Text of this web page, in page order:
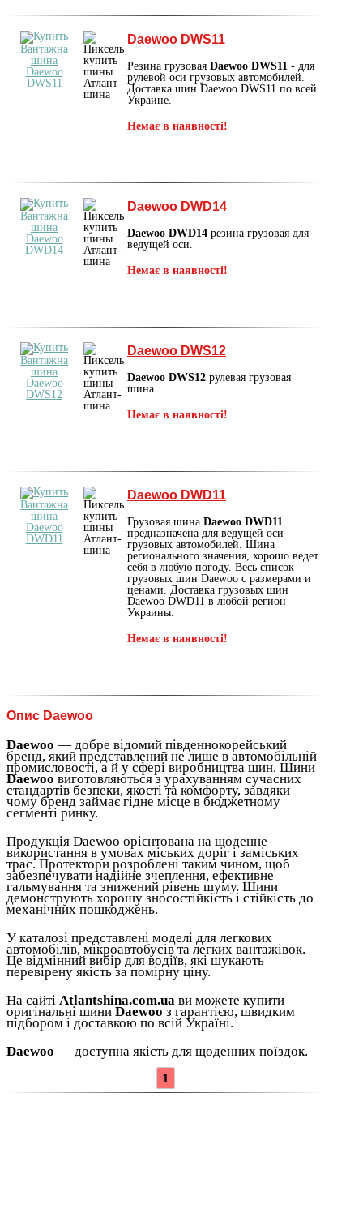
Daewoo DWS11
Резина грузовая Daewoo DWS11 - для
рулевой оси грузовых автомобилей.
Доставка шин Daewoo DWS11 по всей
Украине.
Немає в наявності!
Daewoo DWD14
Daewoo DWD14 резина грузовая для
ведущей оси.
Немає в наявності!
Daewoo DWS12
Daewoo DWS12 рулевая грузовая
шина.
Немає в наявності!
Daewoo DWD11
Грузовая шина Daewoo DWD11
предназначена для ведущей оси
грузовых автомобилей. Шина
регионального значения, хорошо ведет
себя в любую погоду. Весь список
грузовых шин Daewoo с размерами и
ценами. Доставка грузовых шин
Daewoo DWD11 в любой регион
Украины.
Немає в наявності!
Опис Daewoo
Daewoo — добре відомий південнокорейський
бренд, який представлений не лише в автомобільній
промисловості, а й у сфері виробництва шин. Шини
Daewoo виготовляються з урахуванням сучасних
стандартів безпеки, якості та комфорту, завдяки
чому бренд займає гідне місце в бюджетному
сегменті ринку.
Продукція Daewoo орієнтована на щоденне
використання в умовах міських доріг і заміських
трас. Протектори розроблені таким чином, щоб
забезпечувати надійне зчеплення, ефективне
гальмування та знижений рівень шуму. Шини
демонструють хорошу зносостійкість і стійкість до
механічних пошкоджень.
У каталозі представлені моделі для легкових
автомобілів, мікроавтобусів та легких вантажівок.
Це відмінний вибір для водіїв, які шукають
перевірену якість за помірну ціну.
На сайті Atlantshina.com.ua ви можете купити
оригінальні шини Daewoo з гарантією, швидким
підбором і доставкою по всій Україні.
Daewoo — доступна якість для щоденних поїздок.
1